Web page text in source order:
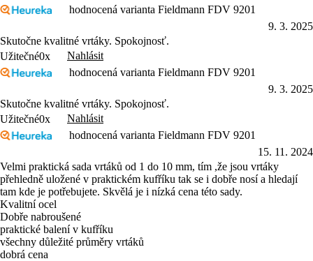
hodnocená varianta Fieldmann FDV 9201
9. 3. 2025
Skutočne kvalitné vrtáky. Spokojnosť.
Užitečné0x
Nahlásit
hodnocená varianta Fieldmann FDV 9201
9. 3. 2025
Skutočne kvalitné vrtáky. Spokojnosť.
Užitečné0x
Nahlásit
hodnocená varianta Fieldmann FDV 9201
15. 11. 2024
Velmi praktická sada vrtáků od 1 do 10 mm, tím ,že jsou vrtáky
přehledně uložené v praktickém kufříku tak se i dobře nosí a hledají
tam kde je potřebujete. Skvělá je i nízká cena této sady.
Kvalitní ocel
Dobře nabroušené
praktické balení v kufříku
všechny důležité průměry vrtáků
dobrá cena